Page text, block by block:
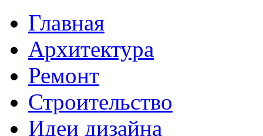
Главная
Архитектура
Ремонт
Строительство
Идеи дизайна